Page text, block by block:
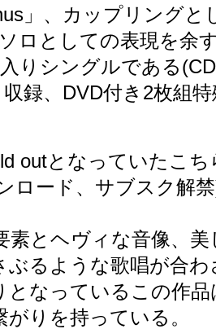
」、カップリングと
ロとしての表現を余
りシングルである
収録、DVD付き2枚組
outとなっていたこ
ロード、サブスク解
素とヘヴィな音像、
ぶるような歌唱が合わ
となっているこの作品
りを持っている。